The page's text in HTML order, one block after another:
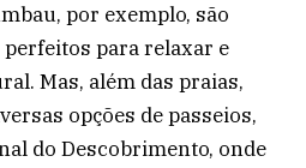
por exemplo, são
para relaxar e
Mas, além das praias,
opções de passeios,
do Descobrimento, onde